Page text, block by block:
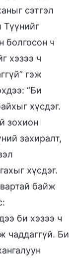
сэтгэл
Түүнийг
болгосон ч
хэзээ ч
гэж
“Би
хүсдэг.
зохион
захиралт,
хүсдэг.
байж
би хэзээ ч
чаддаггүй. Би